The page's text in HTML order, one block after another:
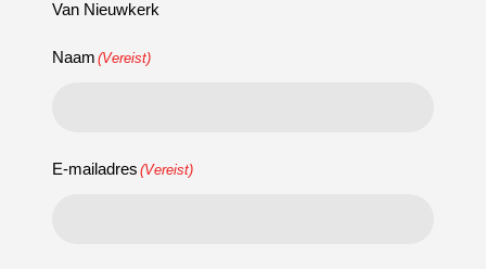
Van Nieuwkerk
Naam (Vereist)
E-mailadres (Vereist)